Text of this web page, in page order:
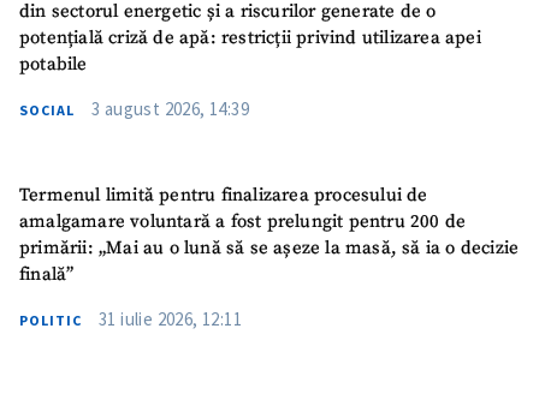
din sectorul energetic și a riscurilor generate de o
potențială criză de apă: restricții privind utilizarea apei
potabile
SOCIAL 3 august 2026, 14:39
Termenul limită pentru finalizarea procesului de
amalgamare voluntară a fost prelungit pentru 200 de
primării: „Mai au o lună să se așeze la masă, să ia o decizie
finală”
POLITIC 31 iulie 2026, 12:11